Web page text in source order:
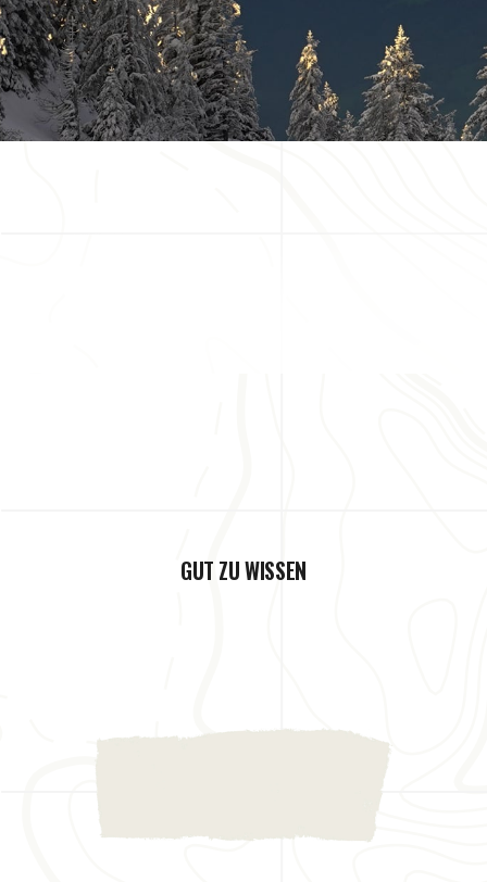
GUT ZU WISSEN